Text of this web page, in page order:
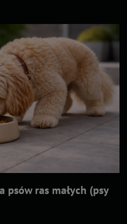
psów ras małych (psy